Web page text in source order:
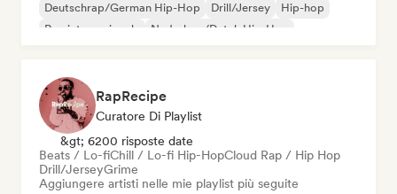
Deutschrap/German Hip-Hop
Drill/Jersey
Hip-hop
Rap internazionale
Nederhop/Dutch Hip-Hop
RapRecipe
Curatore Di Playlist
&gt; 6200 risposte date
Beats / Lo-fiChill / Lo-fi Hip-HopCloud Rap / Hip Hop
Drill/JerseyGrime
Aggiungere artisti nelle mie playlist più seguite